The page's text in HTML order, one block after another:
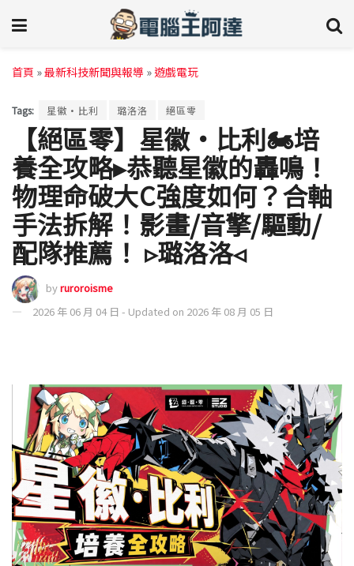
首頁 »最新科技新聞與報導 »遊戲電玩
Tags: 星徽·比利 璐洛洛 絕區零
【絕區零】星徽·比利🏍️培
養全攻略▸恭聽星徽的轟鳴！
物理命破大C強度如何？合軸
手法拆解！影畫/音擎/驅動/
配隊推薦！ ▹璐洛洛◃
byruroroisme
2026 年 06 月 04 日 - Updated on 2026 年 08 月 05 日